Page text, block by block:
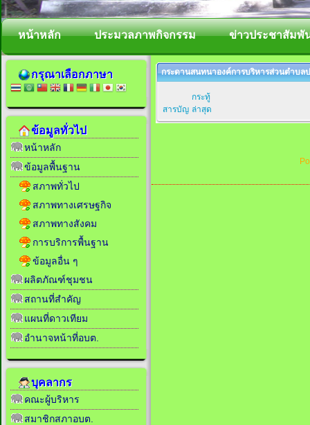
หน้าหลัก ประมวลภาพกิจกรรม ข่าวประชาสัมพั
กระดานสนทนาองค์การบริหารส่วนตำบล
สารบัญ
กระทู้
ล่าสุด
กรุณาเลือกภาษา
ข้อมูลทั่วไป
หน้าหลัก
ข้อมูลพื้นฐาน
สภาพทั่วไป
สภาพทางเศรษฐกิจ
สภาพทางสังคม
การบริการพื้นฐาน
ข้อมูลอื่น ๆ
ผลิตภัณฑ์ชุมชน
สถานที่สำคัญ
แผนที่ดาวเทียม
อำนาจหน้าที่อบต.
บุคลากร
คณะผู้บริหาร
สมาชิกสภาอบต.